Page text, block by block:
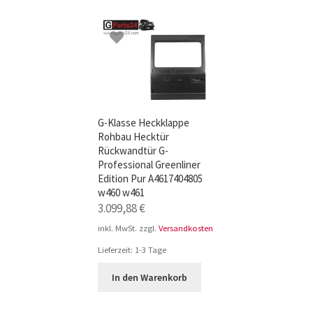
TOP-Seller: G-Klasse Trittbretter schwarz für
Impressum
G-Klasse Heckklappe
Rohbau Hecktür
Rückwandtür G-
Professional Greenliner
Edition Pur A4617404805
w460 w461
3.099,88€
inkl. MwSt. zzgl.Versandkosten
Lieferzeit: 1-3 Tage
In den Warenkorb